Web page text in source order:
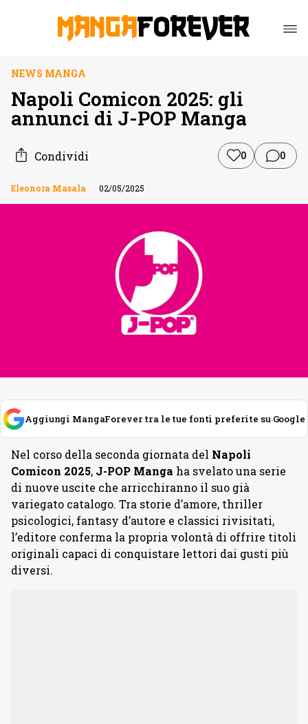
NEWS MANGA
Napoli Comicon 2025: gli
annunci di J-POP Manga
Condividi 0 0
Eleonora Masala 02/05/2025
Aggiungi MangaForever tra le tue fonti preferite su Google
Nel corso della seconda giornata del Napoli
Comicon 2025, J-POP Manga ha svelato una serie
di nuove uscite che arricchiranno il suo già
variegato catalogo. Tra storie d’amore, thriller
psicologici, fantasy d’autore e classici rivisitati,
l’editore conferma la propria volontà di offrire titoli
originali capaci di conquistare lettori dai gusti più
diversi.